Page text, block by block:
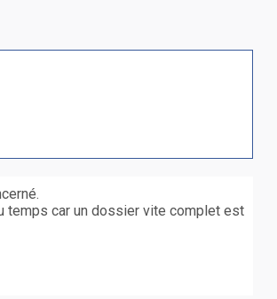
temps car un dossier vite complet est